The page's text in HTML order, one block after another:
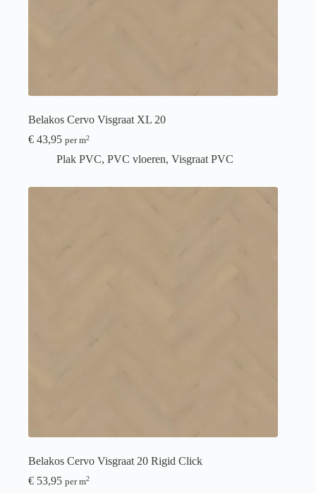
Belakos Cervo Visgraat XL 20
€ 43,95 per m2
Plak PVC, PVC vloeren, Visgraat PVC
Belakos Cervo Visgraat 20 Rigid Click
€ 53,95 per m2